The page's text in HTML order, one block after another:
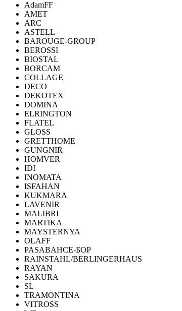
AdamFF
AMET
ARC
ASTELL
BAROUGE-GROUP
BEROSSI
BIOSTAL
BORCAM
COLLAGE
DECO
DEKOTEX
DOMINA
ELRINGTON
FLATEL
GLOSS
GRETTHOME
GUNGNIR
HOMVER
IDI
INOMATA
ISFAHAN
KUKMARA
LAVENIR
MALIBRI
MARTIKA
MAYSTERNYA
OLAFF
PASABAHCE-БОР
RAINSTAHL/BERLINGERHAUS
RAYAN
SAKURA
SL
TRAMONTINA
VITROSS